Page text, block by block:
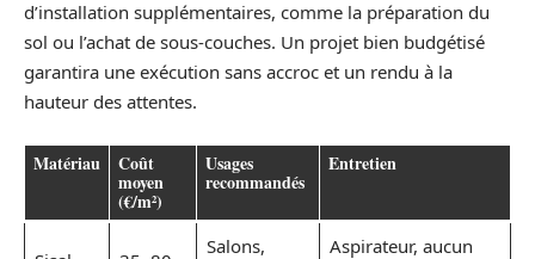
d’installation supplémentaires, comme la préparation du
sol ou l’achat de sous-couches. Un projet bien budgétisé
garantira une exécution sans accroc et un rendu à la
hauteur des attentes.
Matériau Coût
moyen
(€/m²)
Usages
recommandés
Entretien
Salons,
Aspirateur, aucun